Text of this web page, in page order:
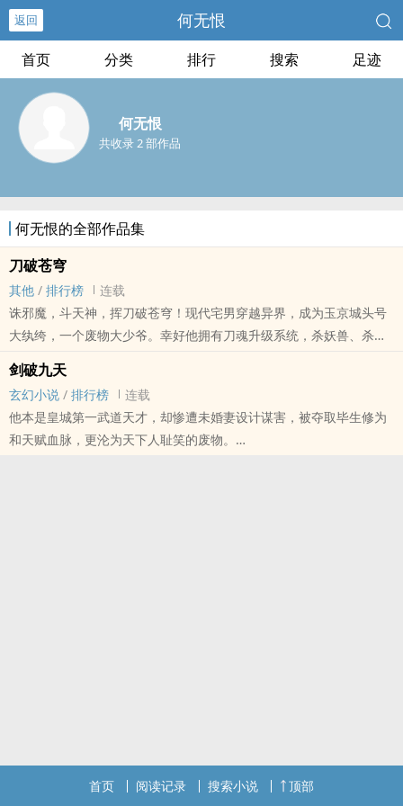
返回 何无恨
首页 分类 排行 搜索 足迹
何无恨
共收录 2 部作品
何无恨的全部作品集
刀破苍穹
其他 / 排行榜
连载
诛邪魔，斗天神，挥刀破苍穹！现代宅男穿越异界，成为玉京城头号
大纨绔，一个废物大少爷。幸好他拥有刀魂升级系统，杀妖兽、杀人
昔日的废物大少爷终于逆袭，踩绝顶天才，灭至尊强者，铸就一段华
丽的武神传说！嚣张彪悍的人生，从此开始！......
剑破九天
玄幻小说 / 排行榜
连载
他本是皇城第一武道天才，却惨遭未婚妻设计谋害，被夺取毕生修为
和天赋血脉，更沦为天下人耻笑的废物。
首页 阅读记录 搜索小说 顶部